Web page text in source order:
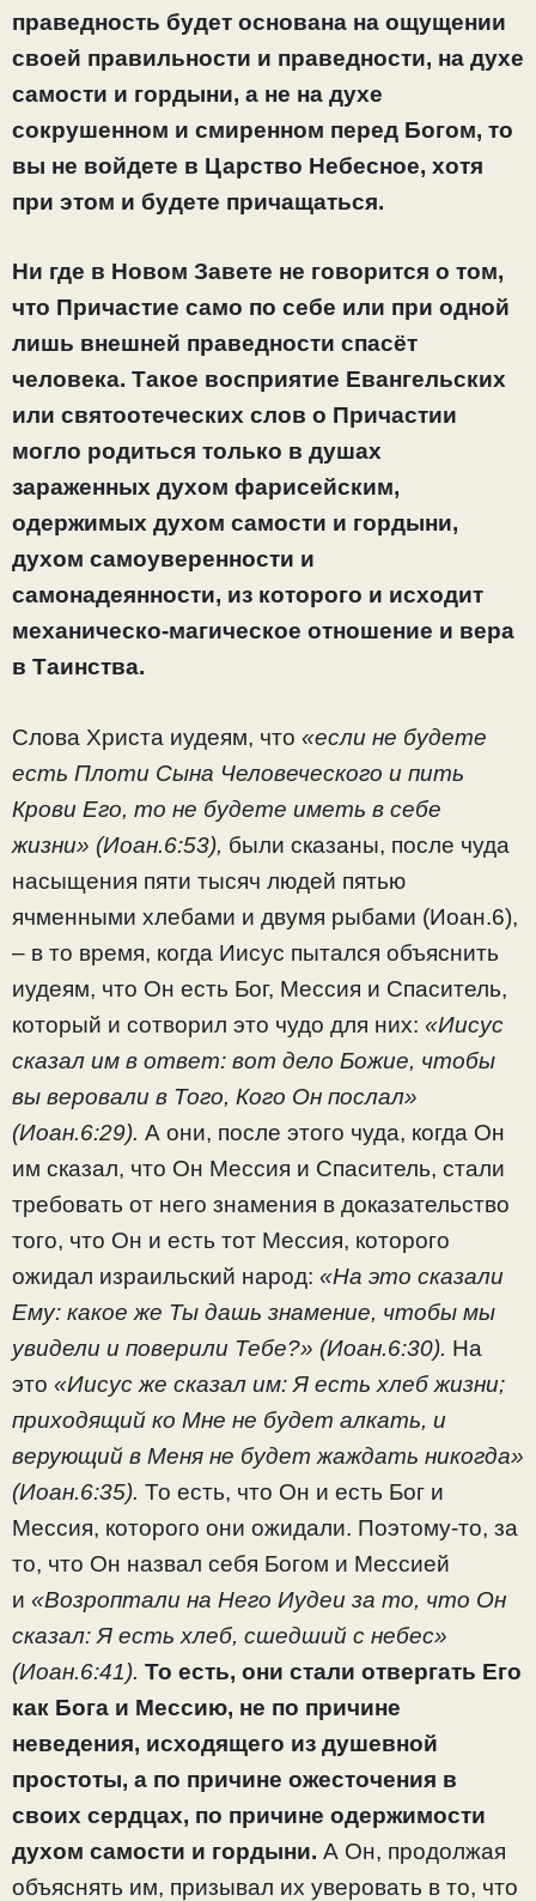
праведность будет основана на ощущении
своей правильности и праведности, на духе
самости и гордыни, а не на духе
сокрушенном и смиренном перед Богом, то
вы не войдете в Царство Небесное, хотя
при этом и будете причащаться.
Ни где в Новом Завете не говорится о том,
что Причастие само по себе или при одной
лишь внешней праведности спасёт
человека. Такое восприятие Евангельских
или святоотеческих слов о Причастии
могло родиться только в душах
зараженных духом фарисейским,
одержимых духом самости и гордыни,
духом самоуверенности и
самонадеянности, из которого и исходит
механическо-магическое отношение и вера
в Таинства.
Слова Христа иудеям, что «если не будете
есть Плоти Сына Человеческого и пить
Крови Его, то не будете иметь в себе
жизни» (Иоан.6:53), были сказаны, после чуда
насыщения пяти тысяч людей пятью
ячменными хлебами и двумя рыбами (Иоан.6),
– в то время, когда Иисус пытался объяснить
иудеям, что Он есть Бог, Мессия и Спаситель,
который и сотворил это чудо для них: «Иисус
сказал им в ответ: вот дело Божие, чтобы
вы веровали в Того, Кого Он послал»
(Иоан.6:29). А они, после этого чуда, когда Он
им сказал, что Он Мессия и Спаситель, стали
требовать от него знамения в доказательство
того, что Он и есть тот Мессия, которого
ожидал израильский народ: «На это сказали
Ему: какое же Ты дашь знамение, чтобы мы
увидели и поверили Тебе?» (Иоан.6:30). На
это «Иисус же сказал им: Я есть хлеб жизни;
приходящий ко Мне не будет алкать, и
верующий в Меня не будет жаждать никогда»
(Иоан.6:35). То есть, что Он и есть Бог и
Мессия, которого они ожидали. Поэтому-то, за
то, что Он назвал себя Богом и Мессией
и «Возроптали на Него Иудеи за то, что Он
сказал: Я есть хлеб, сшедший с небес»
(Иоан.6:41). То есть, они стали отвергать Его
как Бога и Мессию, не по причине
неведения, исходящего из душевной
простоты, а по причине ожесточения в
своих сердцах, по причине одержимости
духом самости и гордыни. А Он, продолжая
объяснять им, призывал их уверовать в то, что